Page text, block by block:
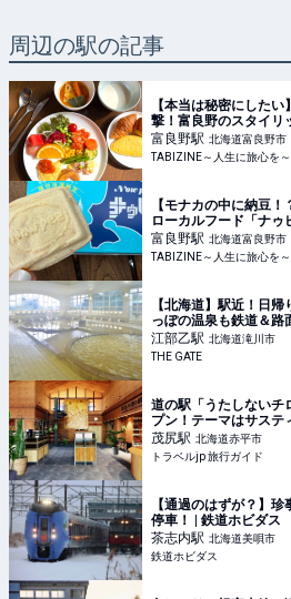
周辺の駅の記事
【本当は秘密にした
撃！富良野のスタイリ
コスパ抜群 | TABIZINE
富良野駅 北海道富良野市
TABIZINE～人生に旅心を～
【モナカの中に納豆
ローカルフード「ナゥ
も出るらしい |
富良野駅 北海道富良野市
TABIZINE～人生に旅心を～
【北海道】駅近！日
っぽの温泉も鉄道＆路
江部乙駅 北海道滝川市
THE GATE
道の駅「うたしないチ
プン！テーマはサステ
行ガイド
茂尻駅 北海道赤平市
トラベルjp 旅行ガイド
【通過のはずが？】
停車！ | 鉄道ホビダス
茶志内駅 北海道美唄市
鉄道ホビダス